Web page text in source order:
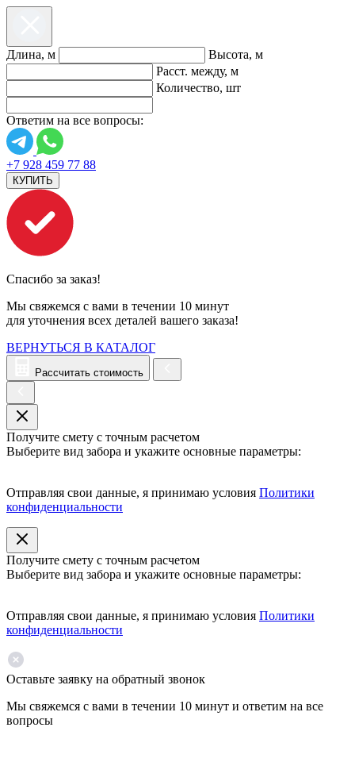
Длина, м
Высота, м
Расст. между, м
Количество, шт
Ответим на все вопросы:
+7 928 459 77 88
КУПИТЬ
Спасибо за заказ!
Мы свяжемся с вами в течении 10 минут
для уточнения всех деталей вашего заказа!
ВЕРНУТЬСЯ В КАТАЛОГ
Рассчитать стоимость
Получите смету с точным расчетом
Выберите вид забора и укажите основные параметры:
Отправляя свои данные, я принимаю условия Политики
конфиденциальности
Получите смету с точным расчетом
Выберите вид забора и укажите основные параметры:
Отправляя свои данные, я принимаю условия Политики
конфиденциальности
Оставьте заявку на обратный звонок
Мы свяжемся с вами в течении 10 минут и ответим на все
вопросы